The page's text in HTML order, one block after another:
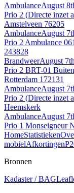
AmbulanceAugust
Prio 2 (Directe inzet
Amstelveen 76205
AmbulanceAugust
Prio 2 Ambulance
243828
BrandweerAugust
Prio 2 BRT-01
Rotterdam 172131
AmbulanceAugust
Prio 2 (Directe inzet
Heemskerk
AmbulanceAugust
Prio 1 Monseigneur
HomeStatistieken
mobielAfkortingen
Bronnen
Kadaster / BAG